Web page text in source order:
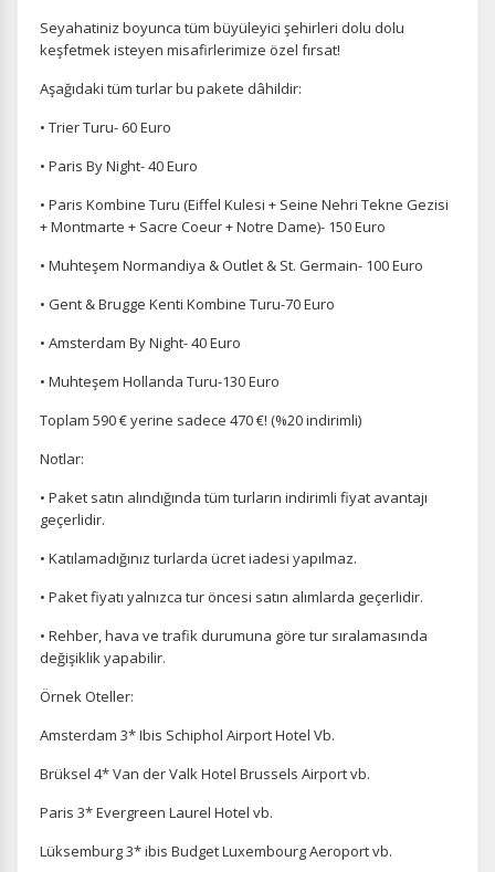
Seyahatiniz boyunca tüm büyüleyici şehirleri dolu dolu
keşfetmek isteyen misafirlerimize özel fırsat!
Aşağıdaki tüm turlar bu pakete dâhildir:
• Trier Turu- 60 Euro
• Paris By Night- 40 Euro
• Paris Kombine Turu (Eiffel Kulesi + Seine Nehri Tekne Gezisi
+ Montmarte + Sacre Coeur + Notre Dame)- 150 Euro
• Muhteşem Normandiya & Outlet & St. Germain- 100 Euro
• Gent & Brugge Kenti Kombine Turu-70 Euro
• Amsterdam By Night- 40 Euro
• Muhteşem Hollanda Turu-130 Euro
Toplam 590 € yerine sadece 470 €! (%20 indirimli)
Notlar:
• Paket satın alındığında tüm turların indirimli fiyat avantajı
geçerlidir.
• Katılamadığınız turlarda ücret iadesi yapılmaz.
• Paket fiyatı yalnızca tur öncesi satın alımlarda geçerlidir.
• Rehber, hava ve trafik durumuna göre tur sıralamasında
değişiklik yapabilir.
Örnek Oteller:
Amsterdam 3* Ibis Schiphol Airport Hotel Vb.
Brüksel 4* Van der Valk Hotel Brussels Airport vb.
Paris 3* Evergreen Laurel Hotel vb.
Lüksemburg 3* ibis Budget Luxembourg Aeroport vb.